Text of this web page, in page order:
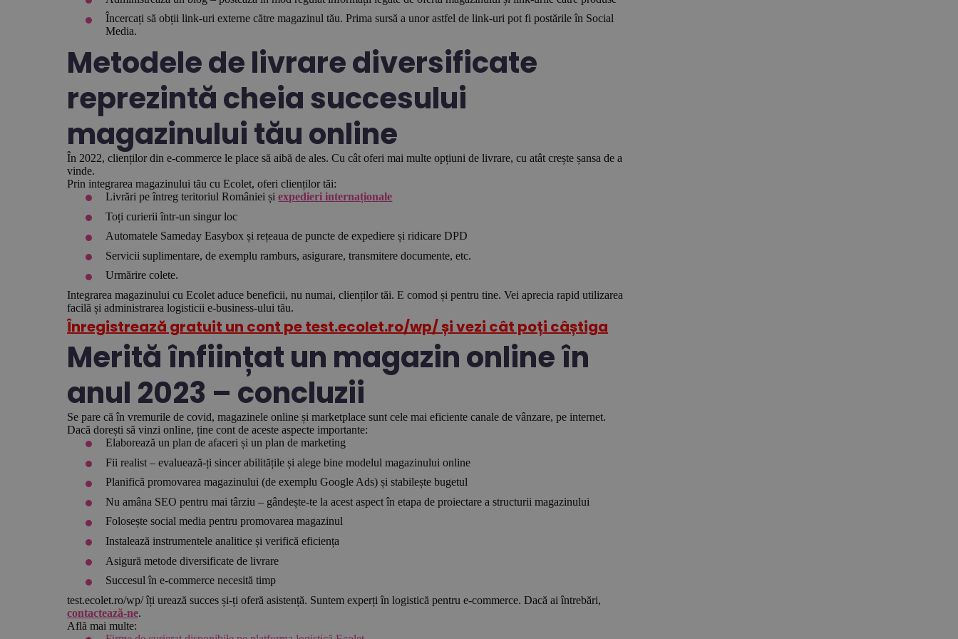
Încercați să obții link-uri externe către magazinul tău. Prima sursă a unor astfel de link-uri pot fi postările în Social
Media.
Metodele de livrare diversificate
reprezintă cheia succesului
magazinului tău online
În 2022, clienților din e-commerce le place să aibă de ales. Cu cât oferi mai multe opțiuni de livrare, cu atât crește șansa de a
vinde.
Prin integrarea magazinului tău cu Ecolet, oferi clienților tăi:
Livrări pe întreg teritoriul României șiexpedieri internaționale
Toți curierii într-un singur loc
Automatele Sameday Easybox și rețeaua de puncte de expediere și ridicare DPD
Servicii suplimentare, de exemplu ramburs, asigurare, transmitere documente, etc.
Urmărire colete.
Integrarea magazinului cu Ecolet aduce beneficii, nu numai, clienților tăi. E comod și pentru tine. Vei aprecia rapid utilizarea
facilă și administrarea logisticii e-business-ului tău.
Înregistrează gratuit un cont pe test.ecolet.ro/wp/ și vezi cât poți câștiga
Merită înființat un magazin online în
anul 2023 – concluzii
Se pare că în vremurile de covid, magazinele online și marketplace sunt cele mai eficiente canale de vânzare, pe internet.
Dacă dorești să vinzi online, ține cont de aceste aspecte importante:
Elaborează un plan de afaceri și un plan de marketing
Fii realist – evaluează-ți sincer abilitățile și alege bine modelul magazinului online
Planifică promovarea magazinului (de exemplu Google Ads) și stabilește bugetul
Nu amâna SEO pentru mai târziu – gândește-te la acest aspect în etapa de proiectare a structurii magazinului
Folosește social media pentru promovarea magazinul
Instalează instrumentele analitice și verifică eficiența
Asigură metode diversificate de livrare
Succesul în e-commerce necesită timp
test.ecolet.ro/wp/ îți urează succes și-ți oferă asistență. Suntem experți în logistică pentru e-commerce. Dacă ai întrebări,
contactează-ne.
Află mai multe: